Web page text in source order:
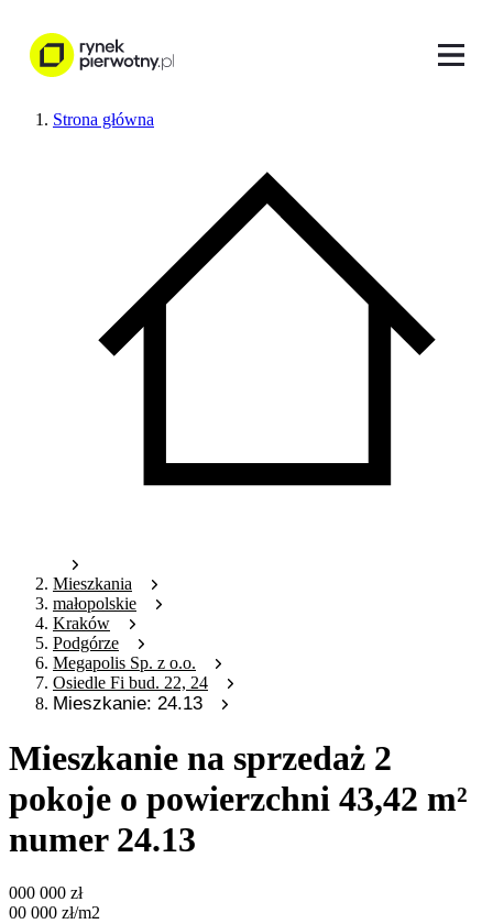
Strona główna
Mieszkania
małopolskie
Kraków
Podgórze
Megapolis Sp. z o.o.
Osiedle Fi bud. 22, 24
Mieszkanie: 24.13
Mieszkanie na sprzedaż 2
pokoje o powierzchni 43,42 m²
numer 24.13
000 000 zł
00 000 zł/m2